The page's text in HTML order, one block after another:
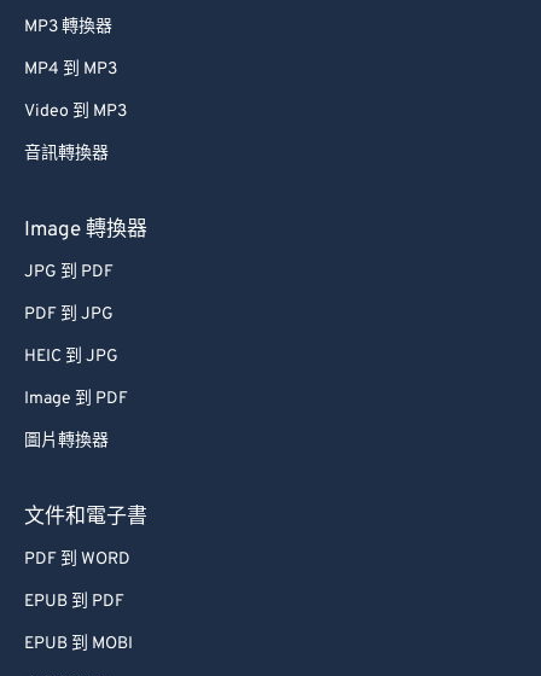
MP3 轉換器
MP4 到 MP3
Video 到 MP3
音訊轉換器
Image 轉換器
JPG 到 PDF
PDF 到 JPG
HEIC 到 JPG
Image 到 PDF
圖片轉換器
文件和電子書
PDF 到 WORD
EPUB 到 PDF
EPUB 到 MOBI